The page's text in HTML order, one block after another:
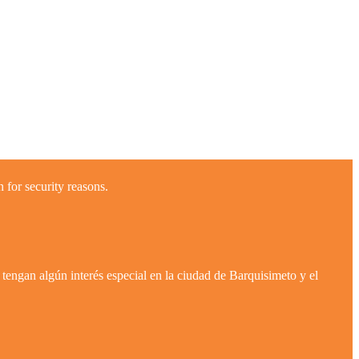
for security reasons.
algún interés especial en la ciudad de Barquisimeto y el